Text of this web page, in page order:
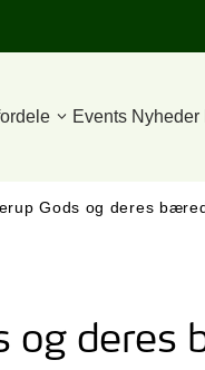
Events Nyheder
Gods og deres
og